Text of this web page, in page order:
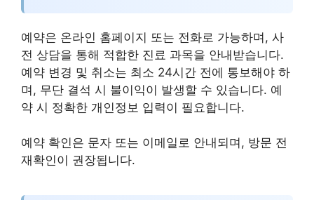
예약은 온라인 홈페이지 또는 전화로 가능하며, 사
전 상담을 통해 적합한 진료 과목을 안내받습니다.
예약 변경 및 취소는 최소 24시간 전에 통보해야 하
며, 무단 결석 시 불이익이 발생할 수 있습니다. 예
약 시 정확한 개인정보 입력이 필요합니다.
예약 확인은 문자 또는 이메일로 안내되며, 방문 전
재확인이 권장됩니다.